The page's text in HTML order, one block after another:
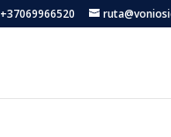
+37069966520